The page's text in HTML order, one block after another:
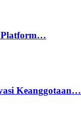
Platform…
Keanggotaan…